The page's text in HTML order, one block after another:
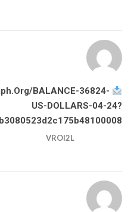
BALANCE-36824-
US-DOLLARS-04-24?
VROI2L